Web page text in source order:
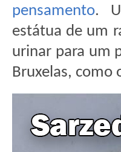
pensamento.
estátua de um
urinar para um
Bruxelas, como